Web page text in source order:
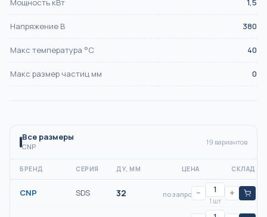
Мощность кВт 1,5
Напряжение В 380
Макс температура °С 40
Макс размер частиц мм 0
Все размеры
CNP
19 вариантов
БРЕНД СЕРИЯ ДУ, ММ ЦЕНА СКЛАД
CNP SDS 32 по запросу−
1 шт
+